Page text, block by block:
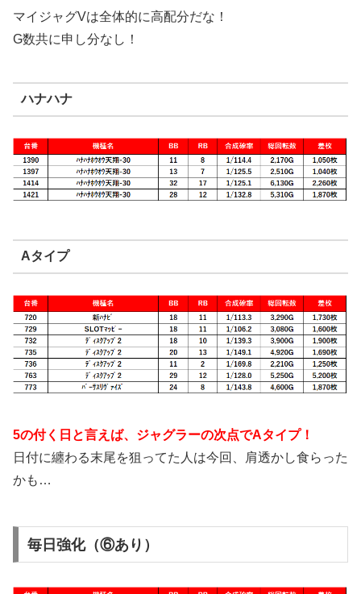
マイジャグVは全体的に高配分だな！
G数共に申し分なし！
ハナハナ
Aタイプ
5の付く日と言えば、ジャグラーの次点でAタイプ！
日付に纏わる末尾を狙ってた人は今回、肩透かし食らった
かも…
毎日強化（⑥あり）